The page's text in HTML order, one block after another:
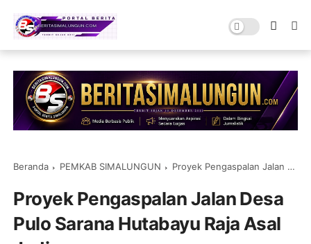
Beranda PEMKAB SIMALUNGUN Proyek Pengaspalan Jalan Desa Pulo Sarana Hutabayu Raja Asal Jadi
Proyek Pengaspalan Jalan Desa
Pulo Sarana Hutabayu Raja Asal